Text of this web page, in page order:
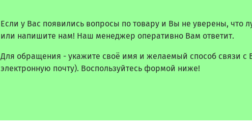
Если у Вас появились вопросы по товару и Вы не уверены, что
или напишите нам! Наш менеджер оперативно Вам ответит.
Для обращения - укажите своё имя и желаемый способ связи с
электронную почту). Воспользуйтесь формой ниже!